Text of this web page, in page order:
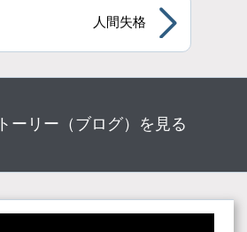
人間失格
ーリー（ブログ）を見る